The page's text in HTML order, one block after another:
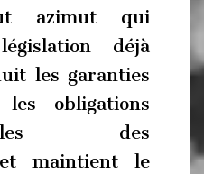
azimut qui
déjà
les garanties
obligations
des
maintient le